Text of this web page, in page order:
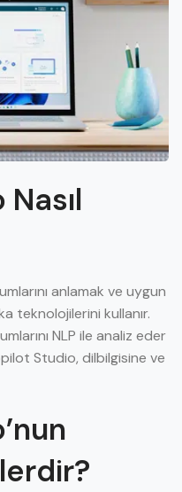
anlamak ve uygun
teknolojilerini kullanır.
NLP ile analiz eder
Studio, dilbilgisine ve